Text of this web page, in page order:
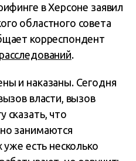
в Херсоне заявил
областного совета
корреспондент
.
и наказаны. Сегодня
власти, вызов
сказать, что
занимаются
уже есть несколько